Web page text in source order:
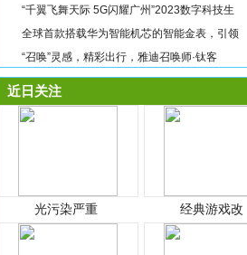
“千翼飞舞天际 5G闪耀广州”2023数字科技生
全球首款搭载华为智能机芯的智能金表，引领
“召唤”灵感，精彩出行，雅迪召唤师·钛客
近日关注
光污染严重 经典游戏改